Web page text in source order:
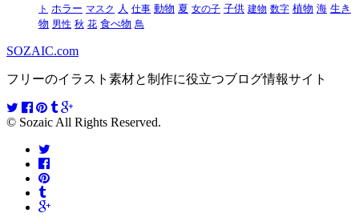
ト ホラー マスク 人 仕事 動物 夏 女の子 子供 建物 数字 植物 海 生き
物 男性 秋 花 食べ物 鳥
SOZAIC.com
フリーのイラスト素材と制作に役立つブログ情報サイト
© Sozaic All Rights Reserved.